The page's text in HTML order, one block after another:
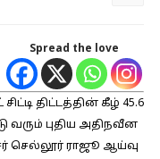
Spread the love
திட்டத்தின் கீழ் 45.6
வரும் புதிய அதிநவீன
செல்லூர் ராஜூ ஆய்வு